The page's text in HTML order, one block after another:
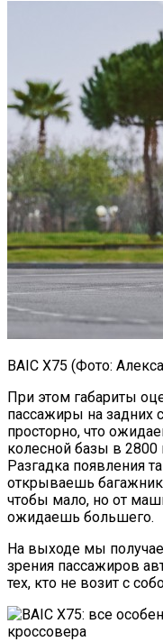
BAIC X75 (Фото:
При этом габариты
пассажиры на задних
просторно, что
колесной базы в
Разгадка появления
открываешь
чтобы мало, но от
ожидаешь большего.
На выходе мы
зрения пассажиров
тех, кто не возит с